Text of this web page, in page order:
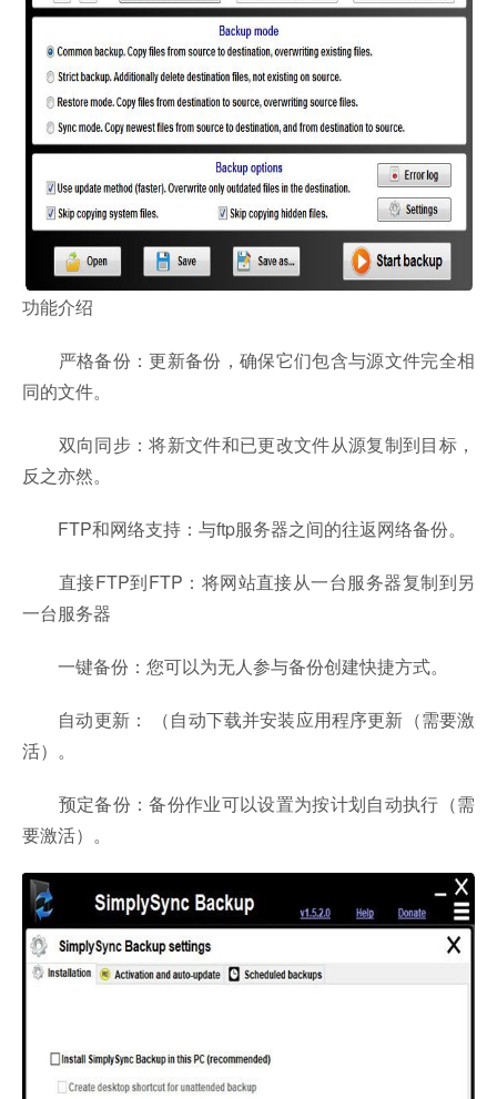
功能介绍
严格备份：更新备份，确保它们包含与源文件完全相
同的文件。
双向同步：将新文件和已更改文件从源复制到目标，
反之亦然。
FTP和网络支持：与ftp服务器之间的往返网络备份。
直接FTP到FTP：将网站直接从一台服务器复制到另
一台服务器
一键备份：您可以为无人参与备份创建快捷方式。
自动更新： （自动下载并安装应用程序更新（需要激
活）。
预定备份：备份作业可以设置为按计划自动执行（需
要激活）。